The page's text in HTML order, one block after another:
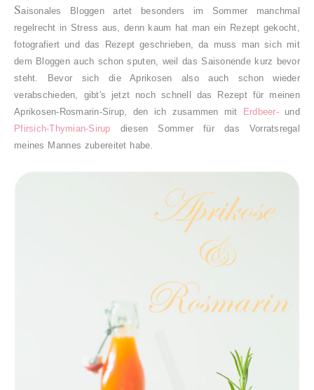
Saisonales Bloggen artet besonders im Sommer manchmal
regelrecht in Stress aus, denn kaum hat man ein Rezept gekocht,
fotografiert und das Rezept geschrieben, da muss man sich mit
dem Bloggen auch schon sputen, weil das Saisonende kurz bevor
steht. Bevor sich die Aprikosen also auch schon wieder
verabschieden, gibt's jetzt noch schnell das Rezept für meinen
Aprikosen-Rosmarin-Sirup, den ich zusammen mit
Erdbeer- und
Pfirsich-Thymian-Sirup diesen Sommer für das Vorratsregal
meines Mannes zubereitet habe.